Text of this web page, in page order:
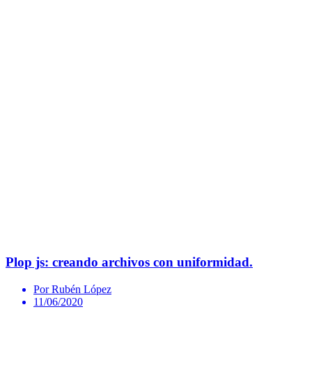
Plop js: creando archivos con uniformidad.
Por Rubén López
11/06/2020